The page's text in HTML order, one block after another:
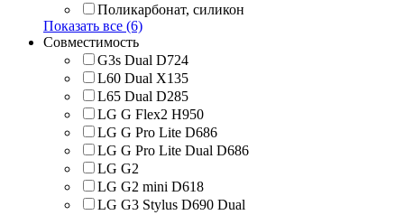
Поликарбонат, силикон
Показать все (6)
Совместимость
G3s Dual D724
L60 Dual X135
L65 Dual D285
LG G Flex2 H950
LG G Pro Lite D686
LG G Pro Lite Dual D686
LG G2
LG G2 mini D618
LG G3 Stylus D690 Dual